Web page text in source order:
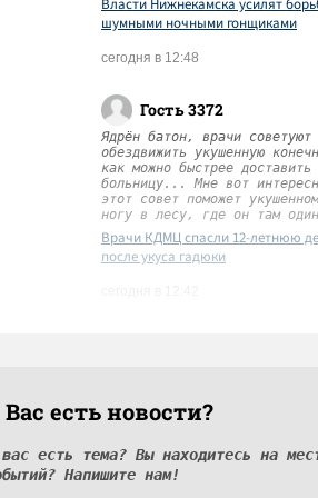
Власти Нижнекамска усилят
шумными ночными гонщиками
сегодня в 12:48
Гость 3372
Ядрён батон, врачи советуют
обездвижить укушенную
как можно быстрее доставить
больницу... Мне вот
этот совет поможет
ногу в лесу, где он там
Врачи КДМЦ спасли 12-летнюю
после укуса гадюки
есть новости?
есть тема? Вы находитесь на
Напишите нам!